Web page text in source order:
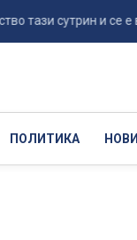
и се е взривил,
ПОЛИТИКА